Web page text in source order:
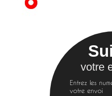
votre
Entrez les
votre envoi